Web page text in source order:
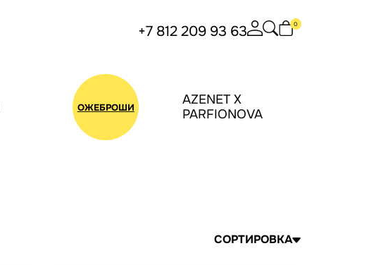
+7 812 209 93 63 0
ОЖЕБРОШИ
AZENET X
PARFIONOVA
СОРТИРОВКА